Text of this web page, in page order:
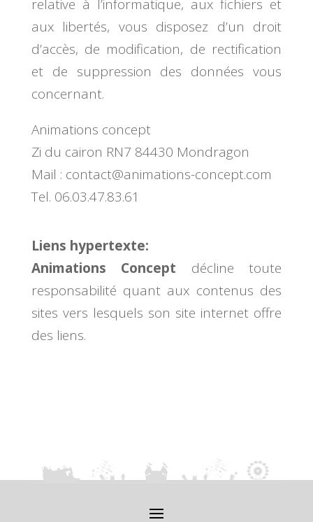
relative à l’informatique, aux fichiers et
aux libertés, vous disposez d’un droit
d’accès, de modification, de rectification
et de suppression des données vous
concernant.
Animations concept
Zi du cairon RN7 84430 Mondragon
Mail : contact@animations-concept.com
Tel. 06.03.47.83.61
Liens hypertexte:
Animations Concept
décline toute
responsabilité quant aux contenus des
sites vers lesquels son site internet offre
des liens.